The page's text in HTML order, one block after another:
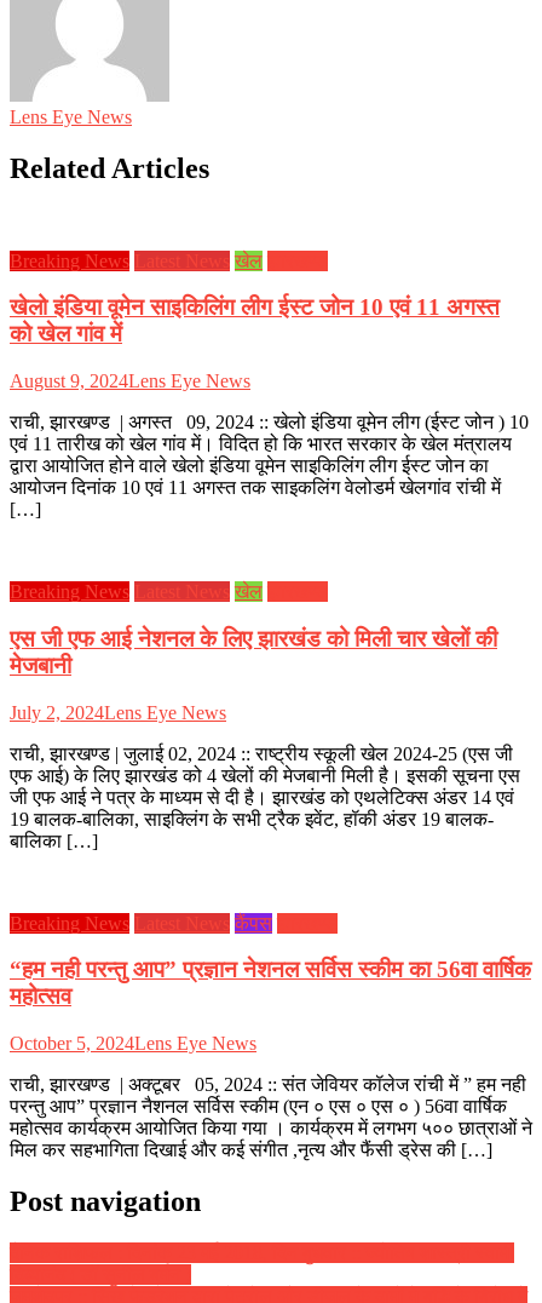
Lens Eye News
Related Articles
Breaking News Latest News खेल
खेलो इंडिया वूमेन साइकिलिंग लीग ईस्ट जोन 10 एवं 11 अगस्त
को खेल गांव में
August 9, 2024Lens Eye News
राची, झारखण्ड | अगस्त 09, 2024 :: खेलो इंडिया वूमेन लीग (ईस्ट जोन ) 10
एवं 11 तारीख को खेल गांव में। विदित हो कि भारत सरकार के खेल मंत्रालय
द्वारा आयोजित होने वाले खेलो इंडिया वूमेन साइकिलिंग लीग ईस्ट जोन का
आयोजन दिनांक 10 एवं 11 अगस्त तक साइकलिंग वेलोडर्म खेलगांव रांची में
[…]
Breaking News Latest News खेल
एस जी एफ आई नेशनल के लिए झारखंड को मिली चार खेलों की
मेजबानी
July 2, 2024Lens Eye News
राची, झारखण्ड | जुलाई 02, 2024 :: राष्ट्रीय स्कूली खेल 2024-25 (एस जी
एफ आई) के लिए झारखंड को 4 खेलों की मेजबानी मिली है। इसकी सूचना एस
जी एफ आई ने पत्र के माध्यम से दी है। झारखंड को एथलेटिक्स अंडर 14 एवं
19 बालक-बालिका, साइक्लिंग के सभी ट्रैक इवेंट, हॉकी अंडर 19 बालक-
बालिका […]
Breaking News Latest News कैंपस
“हम नही परन्तु आप” प्रज्ञान नेशनल सर्विस स्कीम का 56वा वार्षिक
महोत्सव
October 5, 2024Lens Eye News
राची, झारखण्ड | अक्टूबर 05, 2024 :: संत जेवियर कॉलेज रांची में ” हम नही
परन्तु आप” प्रज्ञान नैशनल सर्विस स्कीम (एन ० एस ० एस ० ) 56वा वार्षिक
महोत्सव कार्यक्रम आयोजित किया गया । कार्यक्रम में लगभग ५०० छात्राओं ने
मिल कर सहभागिता दिखाई और कई संगीत ,नृत्य और फैंसी ड्रेस की […]
Post navigation